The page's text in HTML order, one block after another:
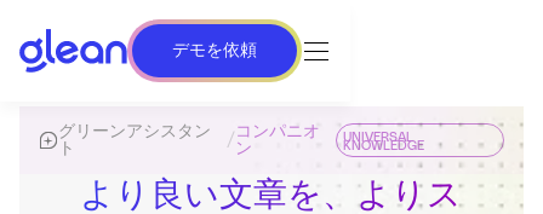
デモを依頼
グリーンアシスタン
ト
/ コンパニオ
ン
UNIVERSAL
KNOWLEDGE
より良い文章を、よりス